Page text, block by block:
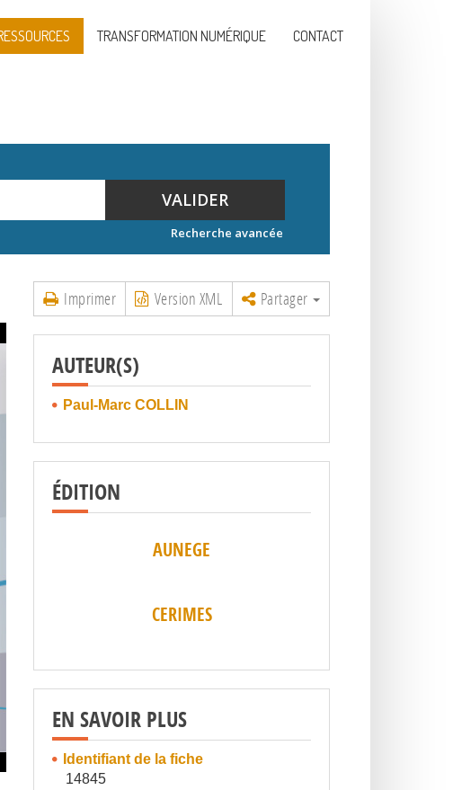
TRANSFORMATION NUMÉRIQUE CONTACT
VALIDER
Recherche avancée
Imprimer Version XML Partager
AUTEUR(S)
Paul-Marc COLLIN
ÉDITION
AUNEGE
CERIMES
EN SAVOIR PLUS
Identifiant de la fiche
14845